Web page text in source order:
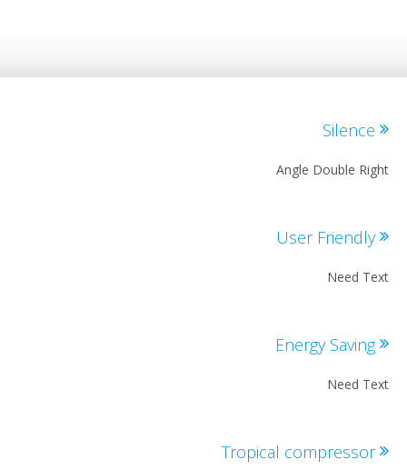
Angle Double
User
Need
Energy
Need
Tropical